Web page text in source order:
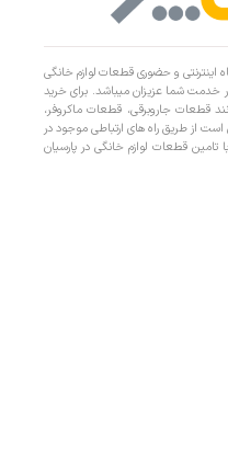
اینترنتی و حضوری قطعات لوازم خانگی
شما عزیزان میباشد. برای خرید
قطعات جاروبرقی، قطعات ماکروفر،
از طریق راه های ارتباطی موجود در
تامین قطعات لوازم خانگی در پارسیان